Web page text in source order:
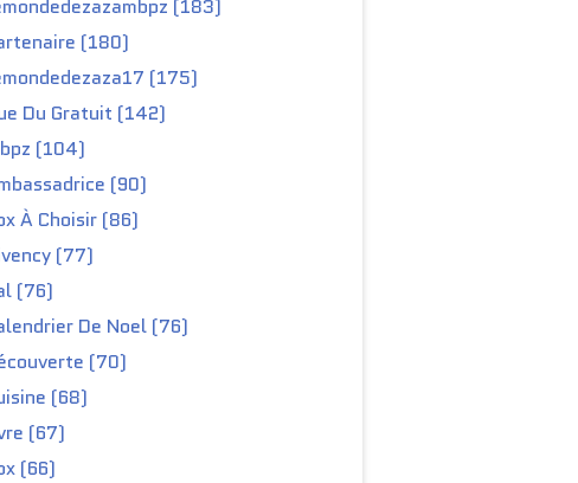
(183)
(180)
(175)
Du Gratuit (142)
(104)
(90)
À Choisir (86)
(77)
(76)
De Noel (76)
(70)
(68)
(67)
(66)